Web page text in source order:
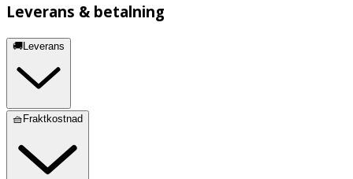
Leverans & betalning
🚚Leverans
🧺Fraktkostnad